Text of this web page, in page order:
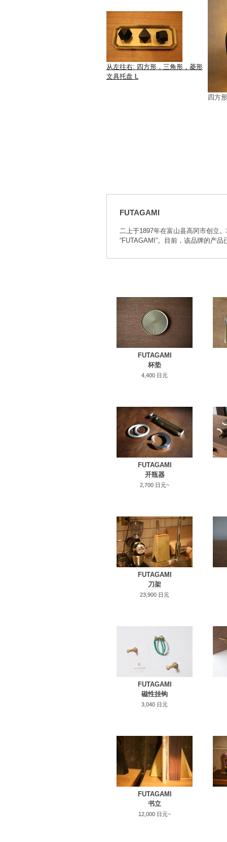
从左往右: 四方形，三角形，菱形
文具托盘 L
四方
FUTAGAMI
二上于1897年在富山县高冈市创立
“FUTAGAMI”。目前，该品牌的产
FUTAGAMI
杯垫
4,400 日元
FUTAGAMI
开瓶器
2,700 日元~
FUTAGAMI
刀架
23,900 日元
FUTAGAMI
磁性挂钩
3,040 日元
FUTAGAMI
书立
12,000 日元~